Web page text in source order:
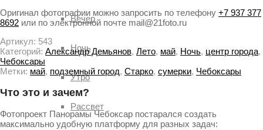
Вечер
Ночь
Утро
Рассвет
Оригинал фотографии можно запросить по телефону +7 937 377
8692 или по электронной почте mail@21foto.ru
Артикул: 543
Категорий: Александр Демьянов, Лето, май, Ночь, центр города,
Чебоксары
Метки: май, подземный город, Старко, сумерки, Чебоксары
Что это и зачем?
Фотопроект Панорамы Чебоксар постарался создать
максимально удобную платформу для разных задач: